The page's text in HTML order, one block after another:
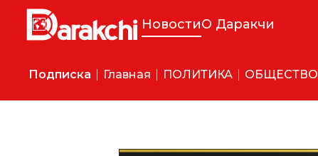
НовостиО Даракчи
Подписка Главная ПОЛИТИКА ОБЩЕСТВО